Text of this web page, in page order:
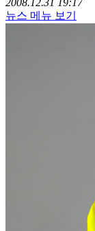
뉴스 메뉴 보기